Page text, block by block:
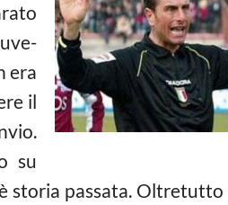
era
il
su
storia passata.